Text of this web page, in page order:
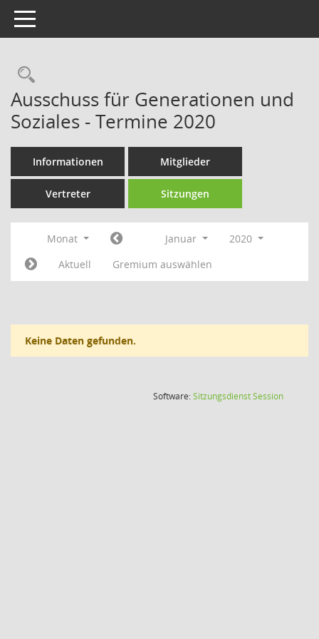
Toggle navigation
Rechercheauswahl
Ausschuss für Generationen und
Soziales - Termine 2020
Informationen Mitglieder
Vertreter Sitzungen
Monat Januar
2020
Aktuell
Gremium auswählen
Keine Daten gefunden.
Software:SitzungsdienstSession(Wird in